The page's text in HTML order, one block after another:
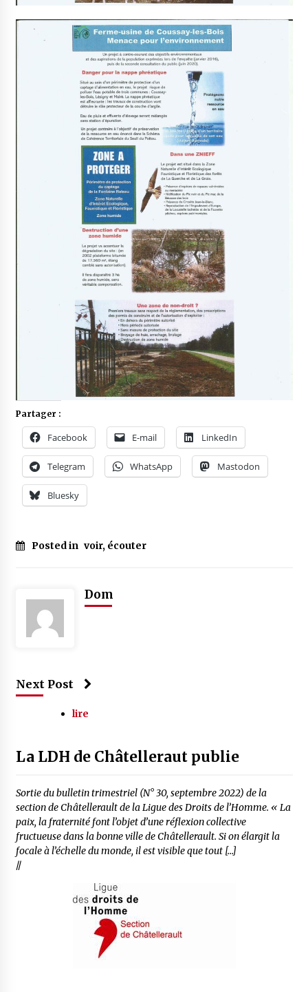
Partager :
Facebook E-mail LinkedIn
Telegram WhatsApp Mastodon
Bluesky
Posted in voir, écouter
Dom
Next Post
lire
La LDH de Châtelleraut publie
Sortie du bulletin trimestriel (N° 30, septembre 2022) de la
section de Châtellerault de la Ligue des Droits de l’Homme. « La
paix, la fraternité font l’objet d’une réflexion collective
fructueuse dans la bonne ville de Châtellerault. Si on élargit la
focale à l’échelle du monde, il est visible que tout […]
//